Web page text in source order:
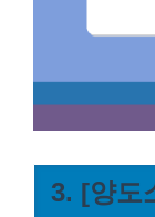
3. [양도